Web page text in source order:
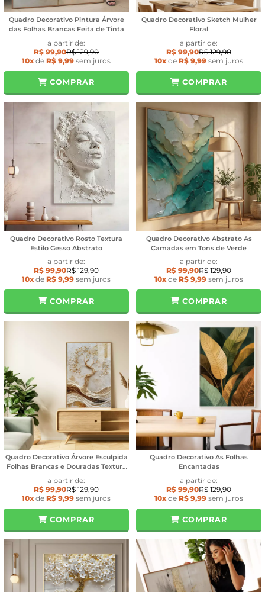
Quadro Decorativo Pintura Árvore
das Folhas Brancas Feita de Tinta
a partir de:
R$ 99,90R$ 129,90
10x de R$ 9,99 sem juros
COMPRAR
Quadro Decorativo Sketch Mulher
Floral
a partir de:
R$ 99,90R$ 129,90
10x de R$ 9,99 sem juros
COMPRAR
Quadro Decorativo Rosto Textura
Estilo Gesso Abstrato
a partir de:
R$ 99,90R$ 129,90
10xde R$ 9,99 sem juros
COMPRAR
Quadro Decorativo Abstrato As
Camadas em Tons de Verde
a partir de:
R$ 99,90R$ 129,90
10xde R$ 9,99 sem juros
COMPRAR
Quadro Decorativo Árvore Esculpida
Folhas Brancas e Douradas Textura
Estilo Gesso
a partir de:
R$ 99,90R$ 129,90
10x de R$ 9,99 sem juros
COMPRAR
Quadro Decorativo As Folhas
Encantadas
a partir de:
R$ 99,90R$ 129,90
10x de R$ 9,99 sem juros
COMPRAR